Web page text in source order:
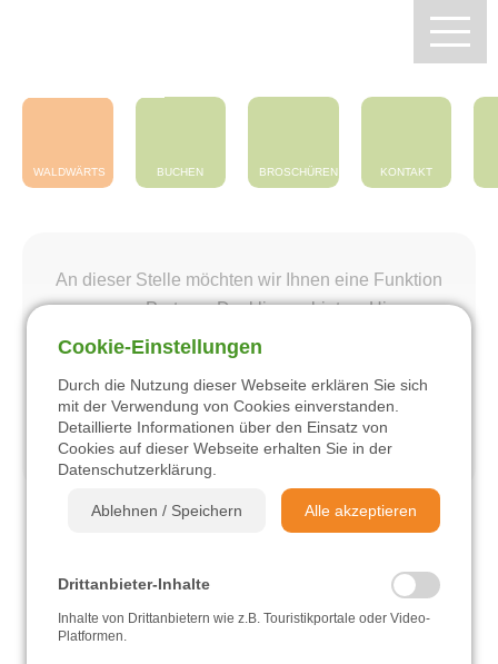
Zentrum Pfälzerwald Touristik
Wandern
Radfahren
WALDWÄRTS BUCHEN BROSCHÜREN KONTAKT
An dieser Stelle möchten wir Ihnen eine Funktion
unseres Partners Deskline anbieten. Hierzu
müssen Sie Ihre Einstellungen für Drittanbieter-
Einstellungen ändern
Cookie-Einstellungen
Durch die Nutzung dieser Webseite erklären Sie sich
mit der Verwendung von Cookies einverstanden.
Detaillierte Informationen über den Einsatz von
Cookies auf dieser Webseite erhalten Sie in der
Datenschutzerklärung
Ablehnen / Speichern Alle akzeptieren
Drittanbieter-Inhalte
Inhalte von Drittanbietern wie z.B. Touristikportale oder Video-
Platformen.